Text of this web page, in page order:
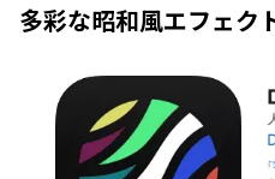
多彩な昭和風エフェク